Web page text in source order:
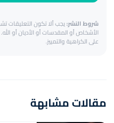
شروط النشر:يجب ألا تكون التعليقات
الأشخاص أو المقدسات أو الأديان أو
على الكراهية والتمييز.
مقالات مشابهة